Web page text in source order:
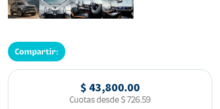
Compartir:
$ 43,800.00
Cuotas desde $ 726.59